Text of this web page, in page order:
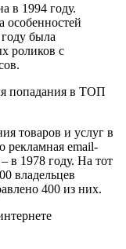
в 1994 году.
особенностей
была
роликов с
попадания в ТОП
товаров и услуг в
рекламная email-
в 1978 году. На тот
владельцев
400 из них.